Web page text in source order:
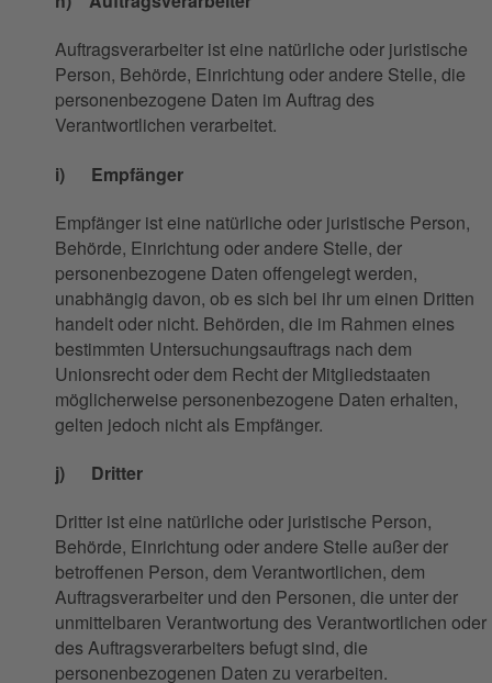
Auftragsverarbeiter ist eine natürliche oder juristische
Person, Behörde, Einrichtung oder andere Stelle, die
personenbezogene Daten im Auftrag des
Verantwortlichen verarbeitet.
i) Empfänger
Empfänger ist eine natürliche oder juristische Person,
Behörde, Einrichtung oder andere Stelle, der
personenbezogene Daten offengelegt werden,
unabhängig davon, ob es sich bei ihr um einen Dritten
handelt oder nicht. Behörden, die im Rahmen eines
bestimmten Untersuchungsauftrags nach dem
Unionsrecht oder dem Recht der Mitgliedstaaten
möglicherweise personenbezogene Daten erhalten,
gelten jedoch nicht als Empfänger.
j) Dritter
Dritter ist eine natürliche oder juristische Person,
Behörde, Einrichtung oder andere Stelle außer der
betroffenen Person, dem Verantwortlichen, dem
Auftragsverarbeiter und den Personen, die unter der
unmittelbaren Verantwortung des Verantwortlichen oder
des Auftragsverarbeiters befugt sind, die
personenbezogenen Daten zu verarbeiten.